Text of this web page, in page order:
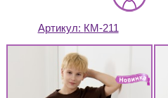
Артикул: КМ-211